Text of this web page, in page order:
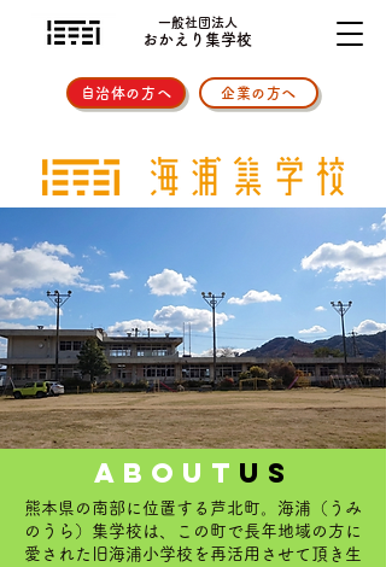
一般社団法人
おかえり集学校
自治体の方へ 企業の方へ
about us
熊本県の南部に位置する芦北町。海浦（うみ
のうら）集学校は、この町で長年地域の方に
愛された旧海浦小学校を再活用させて頂き生